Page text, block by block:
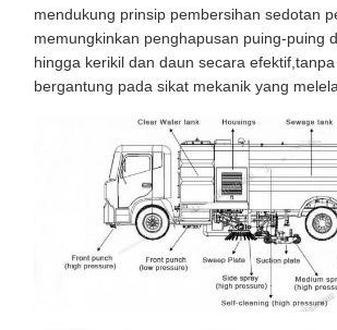
mendukung prinsip pembersihan sedotan
memungkinkan penghapusan puing-puing
hingga kerikil dan daun secara
bergantung pada sikat mekanik yang